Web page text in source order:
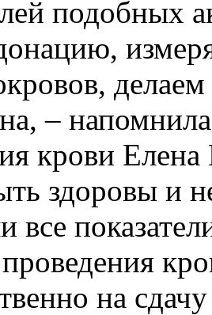
подобных
делаем
–
крови
здоровы и
все
на